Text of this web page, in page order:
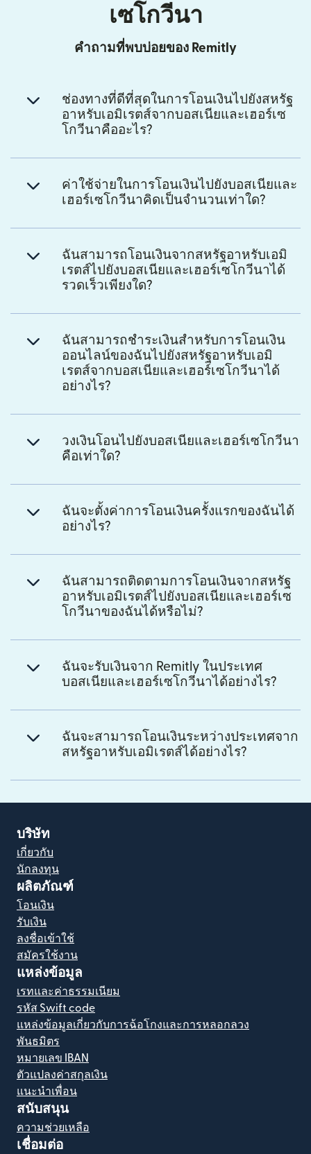
เซโกวีนา
คำถามที่พบบ่อยของ Remitly
ช่องทางที่ดีที่สุดในการโอนเงินไปยังสหรัฐ
อาหรับเอมิเรตส์จากบอสเนียและเฮอร์เซ
โกวีนาคืออะไร?
ค่าใช้จ่ายในการโอนเงินไปยังบอสเนียและ
เฮอร์เซโกวีนาคิดเป็นจำนวนเท่าใด?
ฉันสามารถโอนเงินจากสหรัฐอาหรับเอมิ
เรตส์ไปยังบอสเนียและเฮอร์เซโกวีนาได้
รวดเร็วเพียงใด?
ฉันสามารถชำระเงินสำหรับการโอนเงิน
ออนไลน์ของฉันไปยังสหรัฐอาหรับเอมิ
เรตส์จากบอสเนียและเฮอร์เซโกวีนาได้
อย่างไร?
วงเงินโอนไปยังบอสเนียและเฮอร์เซโกวีนา
คือเท่าใด?
ฉันจะตั้งค่าการโอนเงินครั้งแรกของฉันได้
อย่างไร?
ฉันสามารถติดตามการโอนเงินจากสหรัฐ
อาหรับเอมิเรตส์ไปยังบอสเนียและเฮอร์เซ
โกวีนาของฉันได้หรือไม่?
ฉันจะรับเงินจาก Remitly ในประเทศ
บอสเนียและเฮอร์เซโกวีนาได้อย่างไร?
ฉันจะสามารถโอนเงินระหว่างประเทศจาก
สหรัฐอาหรับเอมิเรตส์ได้อย่างไร?
บริษัท
เกี่ยวกับ
นักลงทุน
ผลิตภัณฑ์
โอนเงิน
รับเงิน
ลงชื่อเข้าใช้
สมัครใช้งาน
แหล่งข้อมูล
เรทและค่าธรรมเนียม
รหัส Swift code
แหล่งข้อมูลเกี่ยวกับการฉ้อโกงและการหลอกลวง
พันธมิตร
หมายเลข IBAN
ตัวแปลงค่าสกุลเงิน
แนะนำเพื่อน
สนับสนุน
ความช่วยเหลือ
เชื่อมต่อ